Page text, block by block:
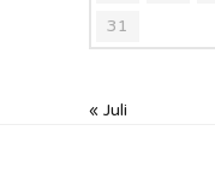
31
« Juli